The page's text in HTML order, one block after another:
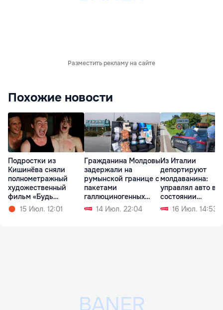
Разместить рекламу на сайте
Похожие новости
Подростки из
Кишинёва сняли
полнометражный
художественный
фильм «Будь
Золотым»
15 Июл. 12:01
Гражданина Молдовы
задержали на
румынской границе с
пакетами
галлюциногенных
грибов14 Июл. 22:04
Из Италии
депортируют
молдаванина:
управлял авто в
состоянии
алкогольного
16 Июл. 14:53